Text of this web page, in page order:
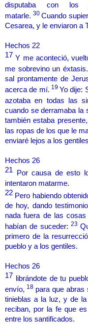
disputaba con los
matarle. 30 Cuando
Cesarea, y le enviaron a
Hechos 22
17Y me aconteció,
me sobrevino un éxtasis.
sal prontamente de
acerca de mí. 19 Yo dije:
azotaba en todas las
cuando se derramaba la
también estaba
las ropas de los que le
enviaré lejos a los
Hechos 26
21
Por causa de esto
intentaron matarme.
22 Pero habiendo
de hoy, dando
nada fuera de las
habían de suceder: 23
primero de la
pueblo y a los gentiles.
Hechos 26
17
librándote de tu
envío, 18 para que abras
tinieblas a la luz, y de
reciban, por la fe que
entre los santificados.